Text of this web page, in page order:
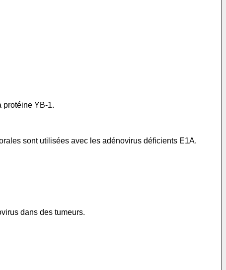
protéine YB-1.
sont utilisées avec les adénovirus déficients E1A.
dans des tumeurs.